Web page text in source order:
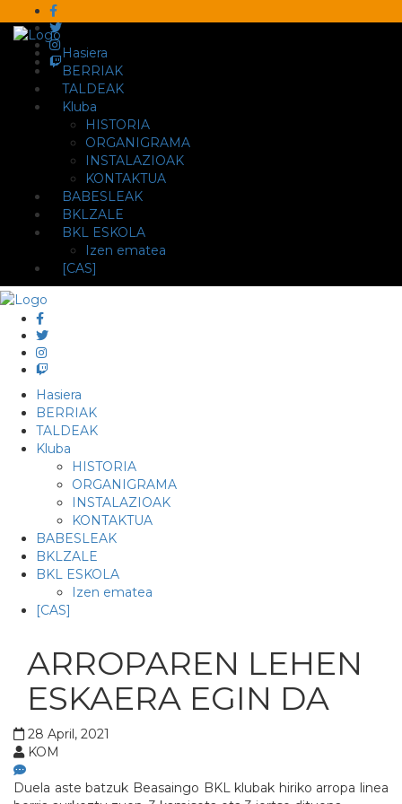
Hasiera
BERRIAK
TALDEAK
Kluba
HISTORIA
ORGANIGRAMA
INSTALAZIOAK
KONTAKTUA
BABESLEAK
BKLZALE
BKL ESKOLA
Izen ematea
[CAS]
Hasiera
BERRIAK
TALDEAK
Kluba
HISTORIA
ORGANIGRAMA
INSTALAZIOAK
KONTAKTUA
BABESLEAK
BKLZALE
BKL ESKOLA
Izen ematea
[CAS]
ARROPAREN LEHEN
ESKAERA EGIN DA
28 April, 2021
KOM
Duela aste batzuk Beasaingo BKL klubak hiriko arropa linea